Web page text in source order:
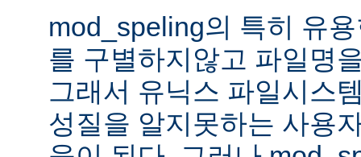
mod_speling의 특히 유
를 구별하지않고 파일명
그래서 유닉스 파일시스
성질을 알지못하는 사용